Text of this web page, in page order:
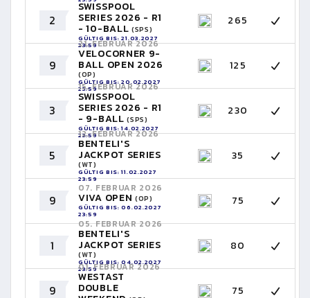
2
SWISSPOOL
SERIES 2026 - R1
- 10-BALL (SPS)
GÜLTIG BIS: 21.03.2027
23:59
265
9
21. FEBRUAR 2026
VELOCORNER 9-
BALL OPEN 2026
(OP)
GÜLTIG BIS: 20.02.2027
23:59
125
3
15. FEBRUAR 2026
SWISSPOOL
SERIES 2026 - R1
- 9-BALL(SPS)
GÜLTIG BIS: 14.02.2027
23:59
230
5
12. FEBRUAR 2026
BENTELI'S
JACKPOT SERIES
(WT)
GÜLTIG BIS: 11.02.2027
23:59
35
9
07. FEBRUAR 2026
VIVA OPEN (OP)
GÜLTIG BIS: 06.02.2027
23:59
75
1
05. FEBRUAR 2026
BENTELI'S
JACKPOT SERIES
(WT)
GÜLTIG BIS: 04.02.2027
23:59
80
9
01. FEBRUAR 2026
WESTAST
DOUBLE 75